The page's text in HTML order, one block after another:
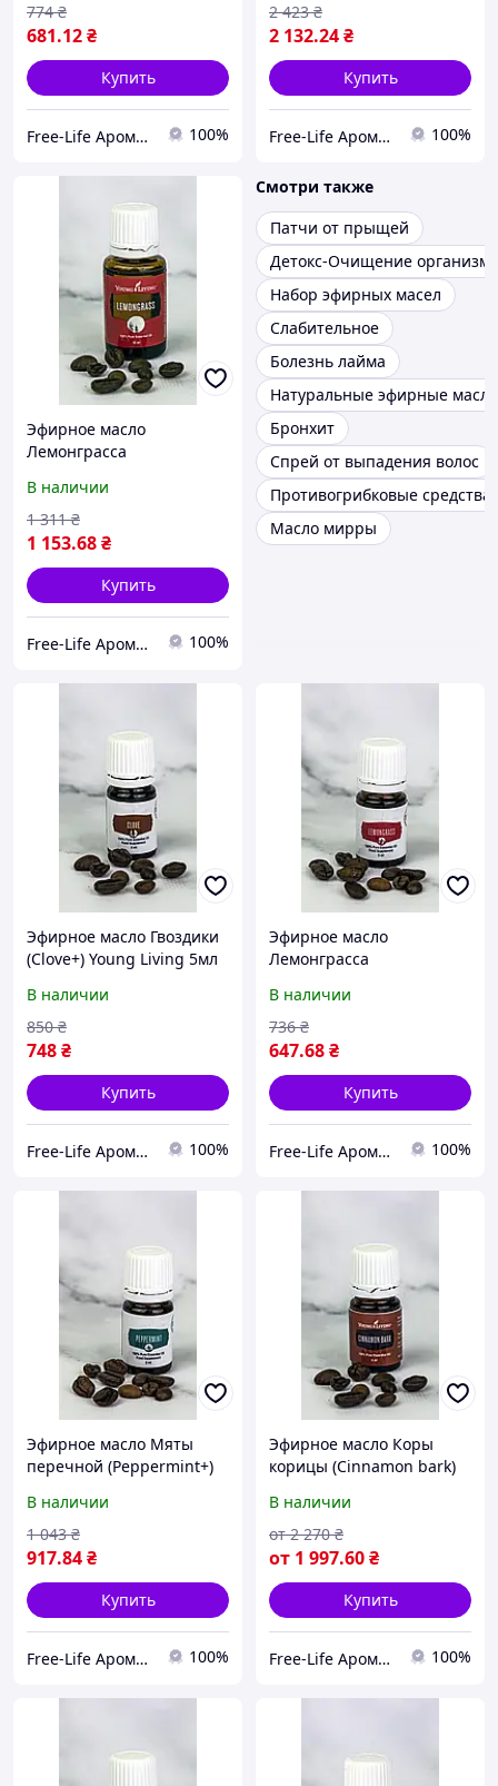
681.12₴
774 ₴
Купить
Free-Life Ароматерапия | Натуральные эфирные масла | 100%
2 132.24₴
2 423 ₴
Купить
Free-Life Ароматерапия | Натуральные эфирные масла | 100%
Эфирное масло
Лемонграсса
Living 15мл
В наличии
1 153.68₴
1 311 ₴
Купить
Free-Life Ароматерапия | Натуральные эфирные масла | 100%
Смотри также
Патчи от прыщей
Детокс-Очищение организма
Набор эфирных масел
Слабительное
Болезнь лайма
Натуральные эфирные масла
Бронхит
Спрей от выпадения волос
Противогрибковые средства
Масло мирры
Эфирное масло Гвоздики
(Clove+) Young Living 5мл
В наличии
748₴
850 ₴
Купить
Free-Life Ароматерапия | Натуральные эфирные масла | 100%
Эфирное масло
Лемонграсса
Living 5мл
В наличии
647.68₴
736 ₴
Купить
Free-Life Ароматерапия | Натуральные эфирные масла | 100%
Эфирное масло Мяты
перечной (Peppermint+)
В наличии
917.84₴
1 043 ₴
Купить
Free-Life Ароматерапия | Натуральные эфирные масла | 100%
Эфирное масло Коры
корицы (Cinnamon bark)
В наличии
от 1 997.60₴
от 2 270 ₴
Купить
Free-Life Ароматерапия | Натуральные эфирные масла | 100%